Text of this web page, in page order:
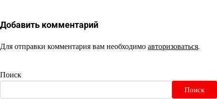
Добавить комментарий
Для отправки комментария вам необходимоавторизоваться.
Поиск
Поиск